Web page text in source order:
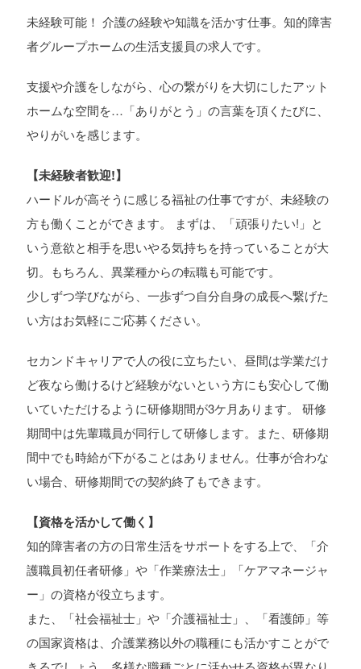
未経験可能！ 介護の経験や知識を活かす仕事。知的障害
者グループホームの生活支援員の求人です。
支援や介護をしながら、心の繋がりを大切にしたアット
ホームな空間を…「ありがとう」の言葉を頂くたびに、
やりがいを感じます。
【未経験者歓迎!】
ハードルが高そうに感じる福祉の仕事ですが、未経験の
方も働くことができます。 まずは、「頑張りたい!」と
いう意欲と相手を思いやる気持ちを持っていることが大
切。もちろん、異業種からの転職も可能です。
少しずつ学びながら、一歩ずつ自分自身の成長へ繋げた
い方はお気軽にご応募ください。
セカンドキャリアで人の役に立ちたい、昼間は学業だけ
ど夜なら働けるけど経験がないという方にも安心して働
いていただけるように研修期間が3ケ月あります。 研修
期間中は先輩職員が同行して研修します。また、研修期
間中でも時給が下がることはありません。仕事が合わな
い場合、研修期間での契約終了もできます。
【資格を活かして働く】
知的障害者の方の日常生活をサポートをする上で、「介
護職員初任者研修」や「作業療法士」「ケアマネージャ
ー」の資格が役立ちます。
また、「社会福祉士」や「介護福祉士」、「看護師」等
の国家資格は、介護業務以外の職種にも活かすことがで